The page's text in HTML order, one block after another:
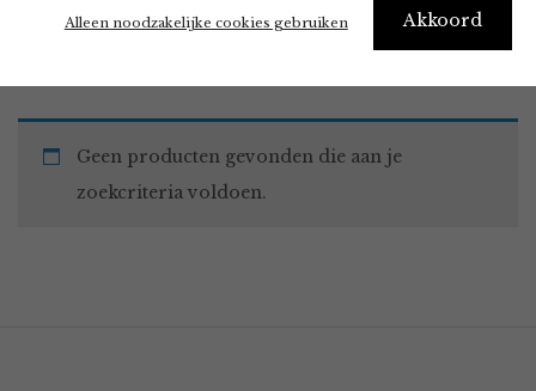
Akkoord
Alleen noodzakelijke cookies gebruiken
Home Winkel Kleding Blazers & Jassen
Geen producten gevonden die aan je
zoekcriteria voldoen.